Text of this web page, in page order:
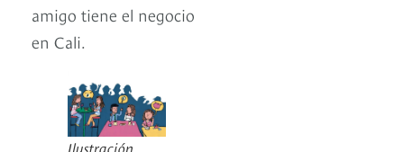
amigo tiene el negocio
en Cali.
Ilustración